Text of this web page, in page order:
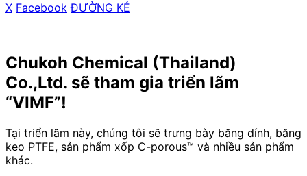
X Facebook ​ ​ĐƯỜNG KẺ
Chukoh Chemical (Thailand)
Co.,Ltd. sẽ tham gia triển lãm
“VIMF”!
Tại triển lãm này, chúng tôi sẽ trưng bày băng dính, băng
keo PTFE, sản phẩm xốp C-porous™ và nhiều sản phẩm
khác.